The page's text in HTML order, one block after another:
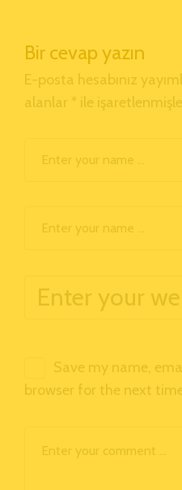
Bir cevap yazın
E-posta hesabınız
alanlar * ile
Save my name,
browser for the next